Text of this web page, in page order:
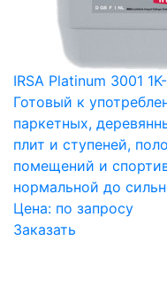
IRSA Platinum 3001
Готовый к
паркетных,
плит и ступеней,
помещений и
нормальной до
Цена: по запросу
Заказать